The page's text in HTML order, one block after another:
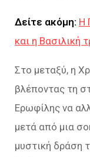
Δείτε ακόμη: Η
και η Βασιλική
Στο μεταξύ, η
βλέποντας τη
Ερωφίλης να
μετά από μια
μυστική δράση